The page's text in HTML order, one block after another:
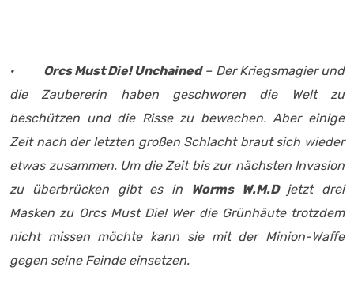
· Orcs Must Die! Unchained– Der Kriegsmagier und
die Zaubererin haben geschworen die Welt zu
beschützen und die Risse zu bewachen. Aber einige
Zeit nach der letzten großen Schlacht braut sich wieder
etwas zusammen. Um die Zeit bis zur nächsten Invasion
zu überbrücken gibt es in
Worms W.M.Djetzt drei
Masken zu Orcs Must Die! Wer die Grünhäute trotzdem
nicht missen möchte kann sie mit der Minion-Waffe
gegen seine Feinde einsetzen.